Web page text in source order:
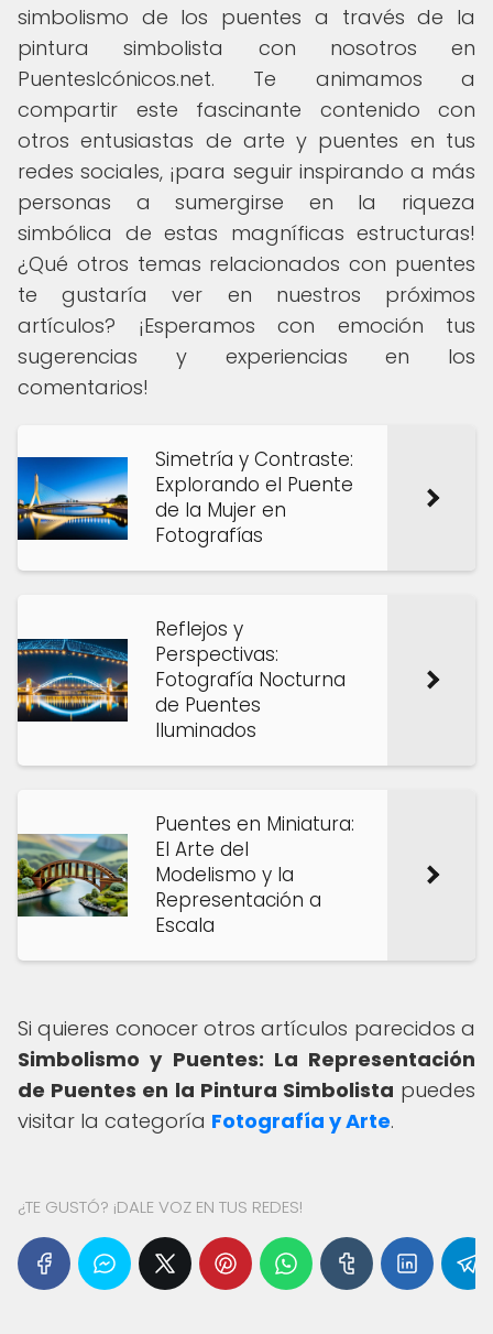
simbolismo de los puentes a través de la
pintura simbolista con nosotros en
PuentesIcónicos.net. Te animamos a
compartir este fascinante contenido con
otros entusiastas de arte y puentes en tus
redes sociales, ¡para seguir inspirando a más
personas a sumergirse en la riqueza
simbólica de estas magníficas estructuras!
¿Qué otros temas relacionados con puentes
te gustaría ver en nuestros próximos
artículos? ¡Esperamos con emoción tus
sugerencias y experiencias en los
comentarios!
Simetría y Contraste:
Explorando el Puente
de la Mujer en
Fotografías
Reflejos y
Perspectivas:
Fotografía Nocturna
de Puentes
Iluminados
Puentes en Miniatura:
El Arte del
Modelismo y la
Representación a
Escala
Si quieres conocer otros artículos parecidos a
Simbolismo y Puentes: La Representación
de Puentes en la Pintura Simbolista puedes
visitar la categoría Fotografía y Arte.
¿TE GUSTÓ? ¡DALE VOZ EN TUS REDES!